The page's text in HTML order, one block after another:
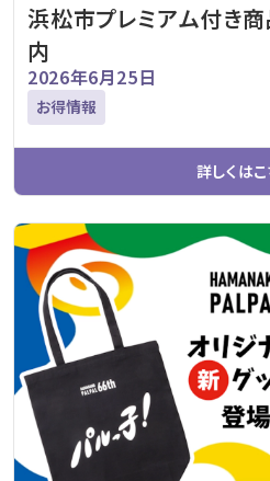
浜松市プレミアム付き
内
2026年6月25日
お得情報
詳しくは